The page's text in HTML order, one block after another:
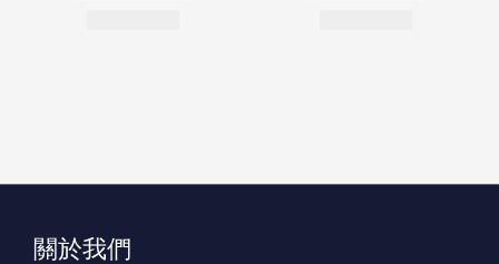
關於我們